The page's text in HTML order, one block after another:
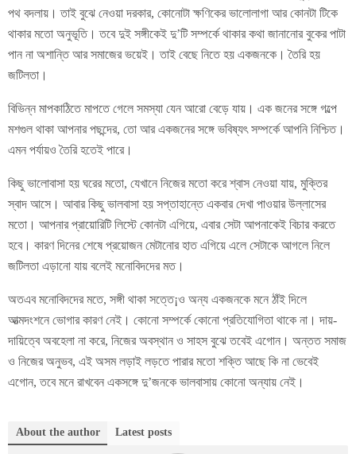
পথ বদলায়। তাই বুঝে নেওয়া দরকার, কোনোটা ক্ষণিকের ভালোলাগা আর কোনটা টিকে
থাকার মতো অনুভূতি। তবে দুই সঙ্গীকেই দু’টি সম্পর্কে থাকার কথা জানানোর বুকের পাটা
পান না অশান্তি আর সমাজের ভয়েই। তাই বেছে নিতে হয় একজনকে। তৈরি হয়
জটিলতা।
বিভিন্ন মাপকাঠিতে মাপতে গেলে সমস্যা যেন আরো বেড়ে যায়। এক জনের সঙ্গে গল্পে
মশগুল থাকা আপনার পছন্দের, তো আর একজনের সঙ্গে ভবিষ্যৎ সম্পর্কে আপনি নিশ্চিত।
এমন পর্যায়ও তৈরি হতেই পারে।
কিছু ভালোবাসা হয় ঘরের মতো, যেখানে নিজের মতো করে শ্বাস নেওয়া যায়, মুক্তির
স্বাদ আসে। আবার কিছু ভালবাসা হয় সপ্তাহান্তে একবার দেখা পাওয়ার উল্লাসের
মতো। আপনার প্রায়োরিটি লিস্টে কোনটা এগিয়ে, এবার সেটা আপনাকেই বিচার করতে
হবে। কারণ দিনের শেষে প্রয়োজন মেটানোর হাত এগিয়ে এলে সেটাকে আগলে নিলে
জটিলতা এড়ানো যায় বলেই মনোবিদদের মত।
অতএব মনোবিদদের মতে, সঙ্গী থাকা সত্তে¡ও অন্য একজনকে মনে ঠাঁই দিলে
আত্মদংশনে ভোগার কারণ নেই। কোনো সম্পর্কে কোনো প্রতিযোগিতা থাকে না। দায়-
দায়িত্বে অবহেলা না করে, নিজের অবস্থান ও সাহস বুঝে তবেই এগোন। অন্তত সমাজ
ও নিজের অনুভব, এই অসম লড়াই লড়তে পারার মতো শক্তি আছে কি না ভেবেই
এগোন, তবে মনে রাখবেন একসঙ্গে দু’জনকে ভালবাসায় কোনো অন্যায় নেই।
About the author Latest posts